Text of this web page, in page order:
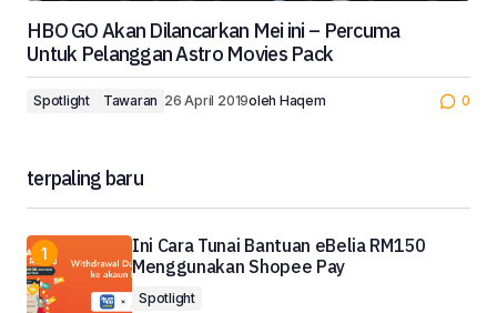
HBO GO Akan Dilancarkan Mei ini – Percuma
Untuk Pelanggan Astro Movies Pack
Spotlight Tawaran 26 April 2019oleh Haqem 0
terpaling baru
Ini Cara Tunai Bantuan eBelia RM150
Menggunakan Shopee Pay
Spotlight